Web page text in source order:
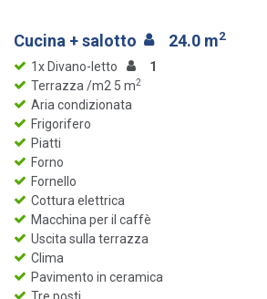
Cucina + salotto 24.0 m2
1x Divano-letto
1
Terrazza /m2 5 m2
Aria condizionata
Frigorifero
Piatti
Forno
Fornello
Cottura elettrica
Macchina per il caffè
Uscita sulla terrazza
Clima
Pavimento in ceramica